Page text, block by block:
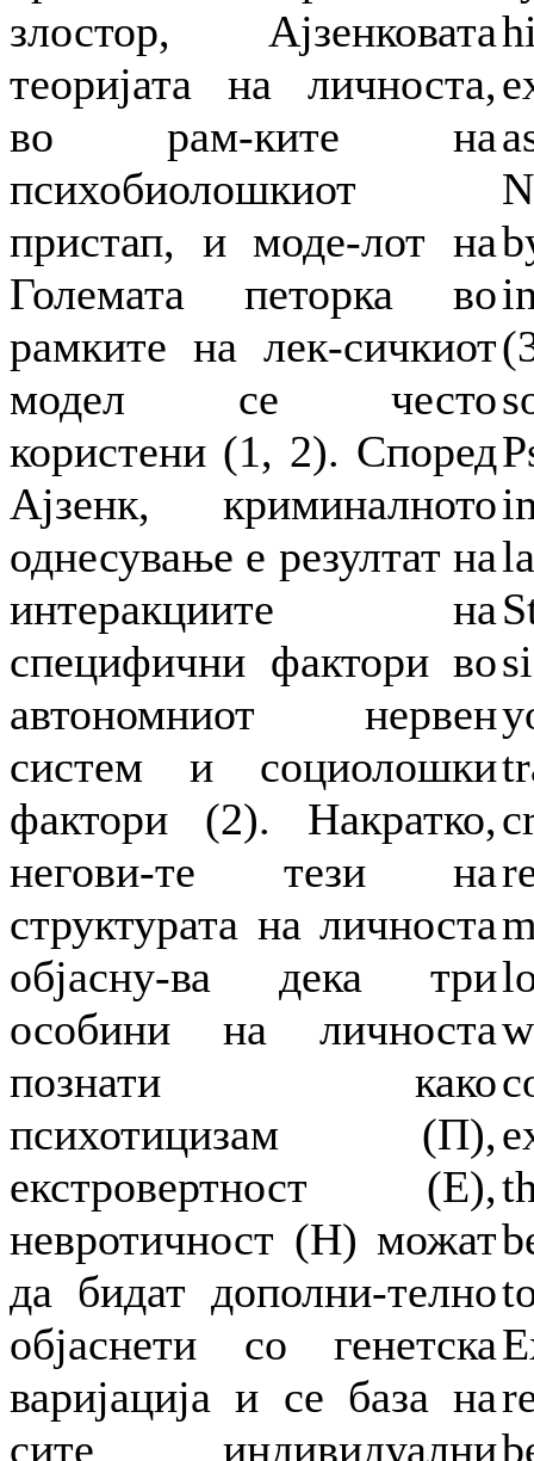
злостор, Ајзенковата
теоријата на личноста,
во рам-ките на
психобиолошкиот
пристап, и моде-лот на
Големата петорка во
рамките на лек-сичкиот
модел се често
користени (1, 2). Според
Ајзенк, криминалното
однесување е резултат на
интеракциите на
специфични фактори во
автономниот нервен
систем и социолошки
фактори (2). Накратко,
негови-те тези на
структурата на личноста
објасну-ва дека три
особини на личноста
познати како
психотицизам (П),
екстровертност (E),
невротичност (Н) можат
да бидат дополни-телно
објаснети со генетска
варијација и се база на
сите индивидуални